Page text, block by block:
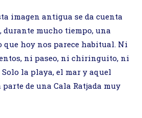
imagen antigua se da cuenta
durante mucho tiempo, una
que hoy nos parece habitual. Ni
ni paseo, ni chiringuito, ni
la playa, el mar y aquel
de una Cala Ratjada muy